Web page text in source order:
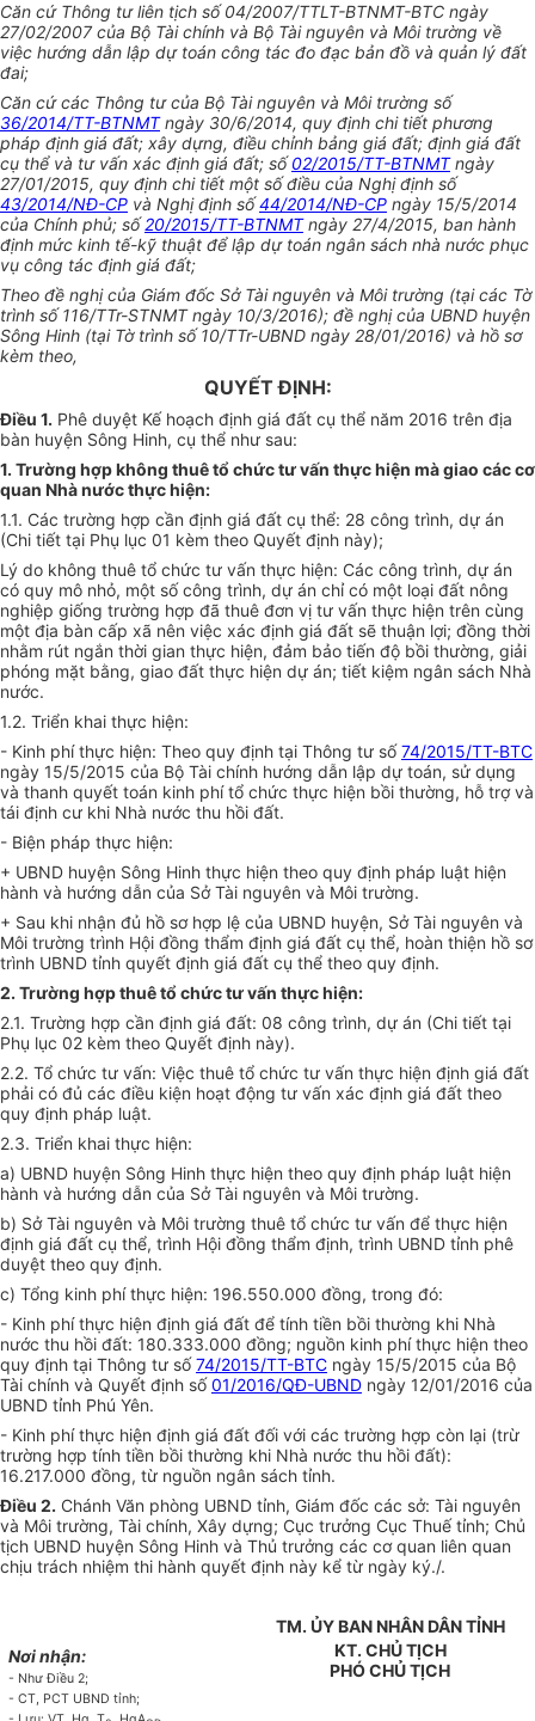
Căn cứ Thông tư liên tịch số 04/2007/TTLT-BTNMT-BTC ngày
27/02/2007 của Bộ Tài chính và Bộ Tài nguyên và Môi trường về
việc hướng dẫn lập dự toán công tác đo đạc bản đồ và quản lý đất
đai;
Căn cứ các Thông tư của Bộ Tài nguyên và Môi trường số
36/2014/TT-BTNMTngày 30/6/2014, quy định chi tiết phương
pháp định giá đất; xây dựng, điều chỉnh bảng giá đất; định giá đất
cụ thể và tư vấn xác định giá đất; số02/2015/TT-BTNMTngày
27/01/2015, quy định chi tiết một số điều của Nghị định số
43/2014/NĐ-CP và Nghị định số44/2014/NĐ-CP ngày 15/5/2014
của Chính phủ; số20/2015/TT-BTNMTngày 27/4/2015, ban hành
định mức kinh tế-kỹ thuật để lập dự toán ngân sách nhà nước phục
vụ công tác định giá đất;
Theo đề nghị của Giám đốc Sở Tài nguyên và Môi trường (tại các Tờ
trình số 116/TTr-STNMT ngày 10/3/2016); đề nghị của UBND huyện
Sông Hinh (tại Tờ trình số 10/TTr-UBND ngày 28/01/2016) và hồ sơ
kèm theo,
QUYẾT ĐỊNH:
Điều 1. Phê duyệt Kế hoạch định giá đất cụ thể năm 2016 trên địa
bàn huyện Sông Hinh, cụ thể như sau:
1. Trường hợp không thuê tổ chức tư vấn thực hiện mà giao các cơ
quan Nhà nước thực hiện:
1.1. Các trường hợp cần định giá đất cụ thể: 28 công trình, dự án
(Chi tiết tại Phụ lục 01 kèm theo Quyết định này);
Lý do không thuê tổ chức tư vấn thực hiện: Các công trình, dự án
có quy mô nhỏ, một số công trình, dự án chỉ có một loại đất nông
nghiệp giống trường hợp đã thuê đơn vị tư vấn thực hiện trên cùng
một địa bàn cấp xã nên việc xác định giá đất sẽ thuận lợi; đồng thời
nhằm rút ngắn thời gian thực hiện, đảm bảo tiến độ bồi thường, giải
phóng mặt bằng, giao đất thực hiện dự án; tiết kiệm ngân sách Nhà
nước.
1.2. Triển khai thực hiện:
- Kinh phí thực hiện: Theo quy định tại Thông tư số74/2015/TT-BTC
ngày 15/5/2015 của Bộ Tài chính hướng dẫn lập dự toán, sử dụng
và thanh quyết toán kinh phí tổ chức thực hiện bồi thường, hỗ trợ và
tái định cư khi Nhà nước thu hồi đất.
- Biện pháp thực hiện:
+ UBND huyện Sông Hinh thực hiện theo quy định pháp luật hiện
hành và hướng dẫn của Sở Tài nguyên và Môi trường.
+ Sau khi nhận đủ hồ sơ hợp lệ của UBND huyện, Sở Tài nguyên và
Môi trường trình Hội đồng thẩm định giá đất cụ thể, hoàn thiện hồ sơ
trình UBND tỉnh quyết định giá đất cụ thể theo quy định.
2. Trường hợp thuê tổ chức tư vấn thực hiện:
2.1. Trường hợp cần định giá đất: 08 công trình, dự án (Chi tiết tại
Phụ lục 02 kèm theo Quyết định này).
2.2. Tổ chức tư vấn: Việc thuê tổ chức tư vấn thực hiện định giá đất
phải có đủ các điều kiện hoạt động tư vấn xác định giá đất theo
quy định pháp luật.
2.3. Triển khai thực hiện:
a) UBND huyện Sông Hinh thực hiện theo quy định pháp luật hiện
hành và hướng dẫn của Sở Tài nguyên và Môi trường.
b) Sở Tài nguyên và Môi trường thuê tổ chức tư vấn để thực hiện
định giá đất cụ thể, trình Hội đồng thẩm định, trình UBND tỉnh phê
duyệt theo quy định.
c) Tổng kinh phí thực hiện: 196.550.000 đồng, trong đó:
- Kinh phí thực hiện định giá đất để tính tiền bồi thường khi Nhà
nước thu hồi đất: 180.333.000 đồng; nguồn kinh phí thực hiện theo
quy định tại Thông tư số74/2015/TT-BTC ngày 15/5/2015 của Bộ
Tài chính và Quyết định số01/2016/QĐ-UBND ngày 12/01/2016 của
UBND tỉnh Phú Yên.
- Kinh phí thực hiện định giá đất đối với các trường hợp còn lại (trừ
trường hợp tính tiền bồi thường khi Nhà nước thu hồi đất):
16.217.000 đồng, từ nguồn ngân sách tỉnh.
Điều 2. Chánh Văn phòng UBND tỉnh, Giám đốc các sở: Tài nguyên
và Môi trường, Tài chính, Xây dựng; Cục trưởng Cục Thuế tỉnh; Chủ
tịch UBND huyện Sông Hinh và Thủ trưởng các cơ quan liên quan
chịu trách nhiệm thi hành quyết định này kể từ ngày ký./.
Nơi nhận:
- Như Điều 2;
- CT, PCT UBND tỉnh;
TM. ỦY BAN NHÂN DÂN TỈNH
KT. CHỦ TỊCH
PHÓ CHỦ TỊCH